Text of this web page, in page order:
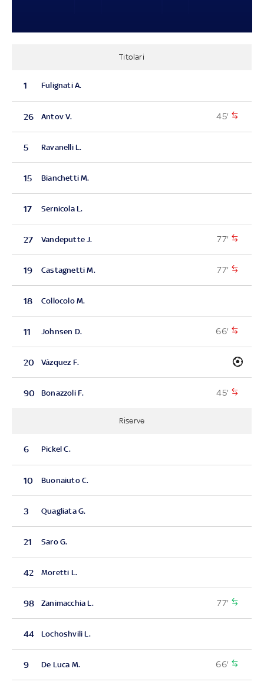
Titolari
1 Fulignati A.
26 Antov V. 45'
5 Ravanelli L.
15 Bianchetti M.
17 Sernicola L.
27 Vandeputte J. 77'
19 Castagnetti M. 77'
18 Collocolo M.
11 Johnsen D. 66'
20 Vázquez F.
90 Bonazzoli F. 45'
Riserve
6 Pickel C.
10 Buonaiuto C.
3 Quagliata G.
21 Saro G.
42 Moretti L.
98 Zanimacchia L. 77'
44 Lochoshvili L.
9 De Luca M. 66'